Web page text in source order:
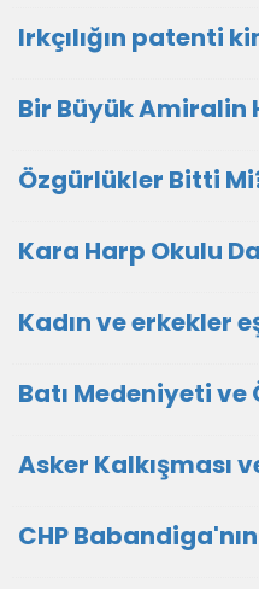
Irkçılığın patenti
Bir Büyük Amiralin
Özgürlükler Bitti
Kara Harp Okulu
Kadın ve erkekler
Batı Medeniyeti ve
Asker Kalkışması
CHP